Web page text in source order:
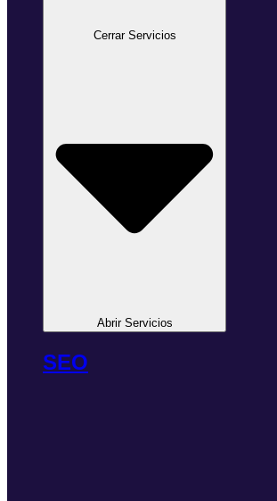
Cerrar Servicios
Abrir Servicios
SEO